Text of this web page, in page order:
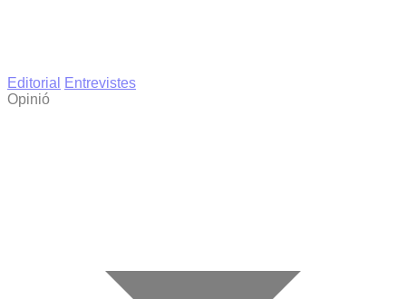
Editorial
Entrevistes
Opinió